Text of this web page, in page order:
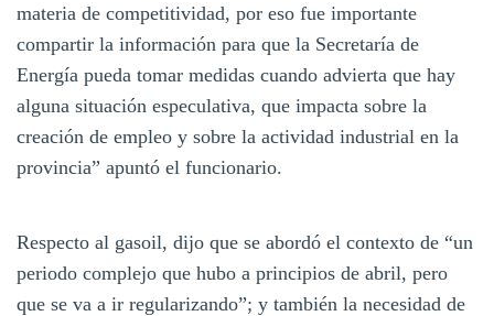
materia de competitividad, por eso fue importante
compartir la información para que la Secretaría de
Energía pueda tomar medidas cuando advierta que hay
alguna situación especulativa, que impacta sobre la
creación de empleo y sobre la actividad industrial en la
provincia” apuntó el funcionario.
Respecto al gasoil, dijo que se abordó el contexto de “un
periodo complejo que hubo a principios de abril, pero
que se va a ir regularizando”; y también la necesidad de